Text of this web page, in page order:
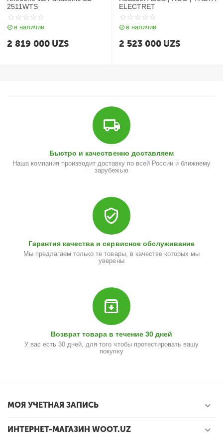
2511WTS
в наличии
2 819 000 UZS
ELECTRET
в наличии
2 523 000 UZS
Быстро и качественно доставляем
Наша компания производит доставку по всей России и ближнему
зарубежью
Гарантия качества и сервисное обслуживание
Мы предлагаем только те товары, в качестве которых мы
уверены
Возврат товара в течение 30 дней
У вас есть 30 дней, для того чтобы протестировать вашу
покупку
МОЯ УЧЕТНАЯ ЗАПИСЬ
ИНТЕРНЕТ-МАГАЗИН WOOT.UZ